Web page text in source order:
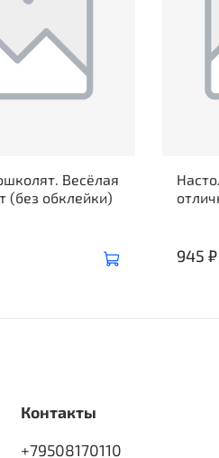
Весёлая
(без обклейки)
945 ₽
Контакты
+79508170110